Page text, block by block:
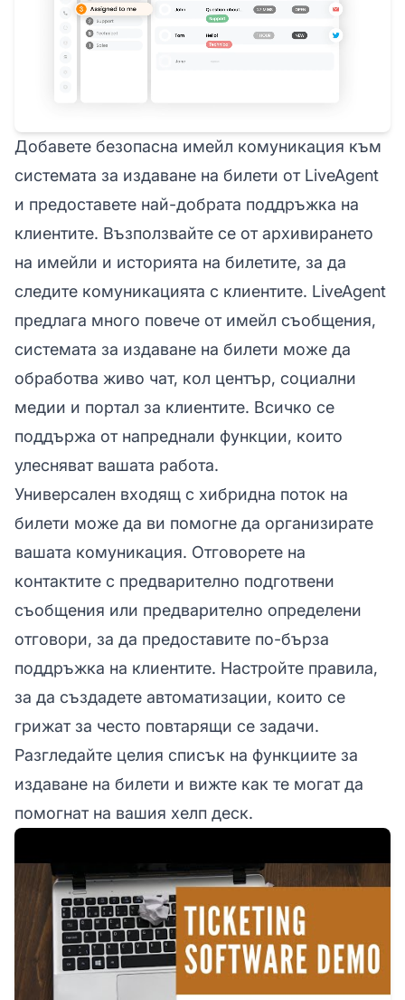
Добавете безопасна имейл комуникация към
системата за издаване на билети от LiveAgent
и предоставете най-добрата поддръжка на
клиентите. Възползвайте се от архивирането
на имейли и историята на билетите, за да
следите комуникацията с клиентите. LiveAgent
предлага много повече от имейл съобщения,
системата за издаване на билети може да
обработва живо чат, кол център, социални
медии и портал за клиентите. Всичко се
поддържа от напреднали функции, които
улесняват вашата работа.
Универсален входящ с хибридна поток на
билети може да ви помогне да организирате
вашата комуникация. Отговорете на
контактите с предварително подготвени
съобщения или предварително определени
отговори, за да предоставите по-бърза
поддръжка на клиентите. Настройте правила,
за да създадете автоматизации, които се
грижат за често повтарящи се задачи.
Разгледайте целия списък на функциите за
издаване на билети и вижте как те могат да
помогнат на вашия хелп деск.